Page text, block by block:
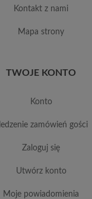
kontakt z nami
mapa strony
TWOJE KONTO
konto
śledzenie zamówień gości
zaloguj się
utwórz konto
moje powiadomienia